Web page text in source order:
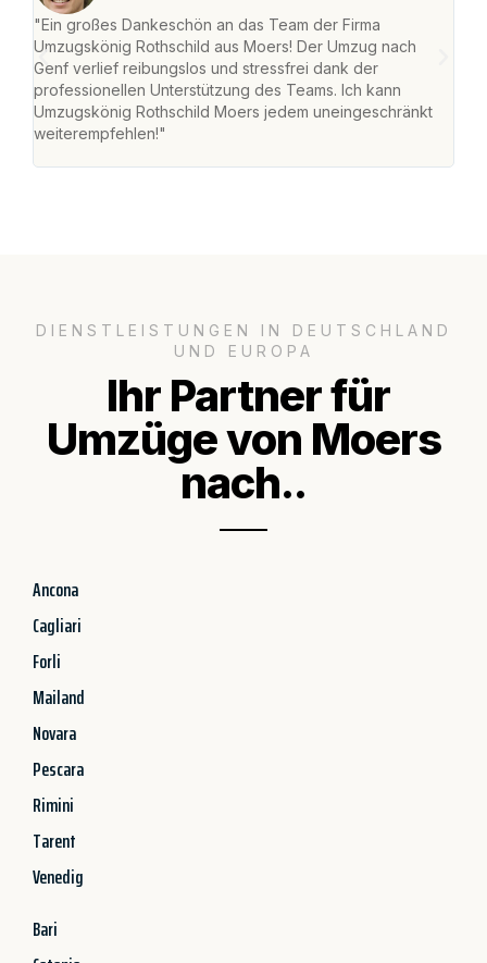
"Ein großes Dankeschön an das Team der Firma
Umzugskönig Rothschild aus Moers! Der Umzug nach
Genf verlief reibungslos und stressfrei dank der
professionellen Unterstützung des Teams. Ich kann
Umzugskönig Rothschild Moers jedem uneingeschränkt
weiterempfehlen!"
DIENSTLEISTUNGEN IN DEUTSCHLAND
UND EUROPA
Ihr Partner für
Umzüge von Moers
nach..
Ancona
Cagliari
Forli
Mailand
Novara
Pescara
Rimini
Tarent
Venedig
Bari